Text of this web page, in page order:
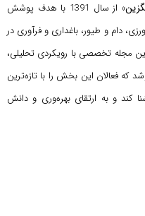
» از سال 1391 با هدف پوشش
دام و طیور، باغداری و فرآوری در
این مجله تخصصی با رویکردی تحلیلی،
که فعالان این بخش را با تازه‌ترین
کند و به ارتقای بهره‌وری و دانش